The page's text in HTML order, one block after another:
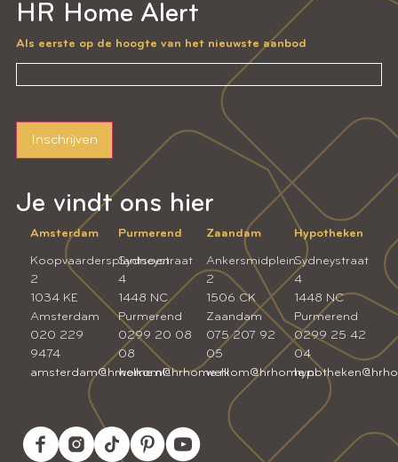
Je vindt ons hier
Amsterdam
Koopvaardersplantsoen
2
1034 KE
Amsterdam
020 229
9474
amsterdam@hrhome.nl
Purmerend
Sydneystraat
4
1448 NC
Purmerend
0299 20 08
08
welkom@hrhome.nl
Zaandam
Ankersmidplein
2
1506 CK
Zaandam
075 207 92
05
welkom@hrhome.nl
Hypotheken
Sydneystraat
4
1448 NC
Purmerend
0299 25 42
04
HR Home Alert
Als eerste op de hoogte van het nieuwste aanbod
Inschrijven